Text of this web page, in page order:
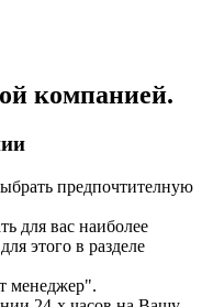
компанией.
предпочтителную
для вас наиболее
этого в разделе
менеджер".